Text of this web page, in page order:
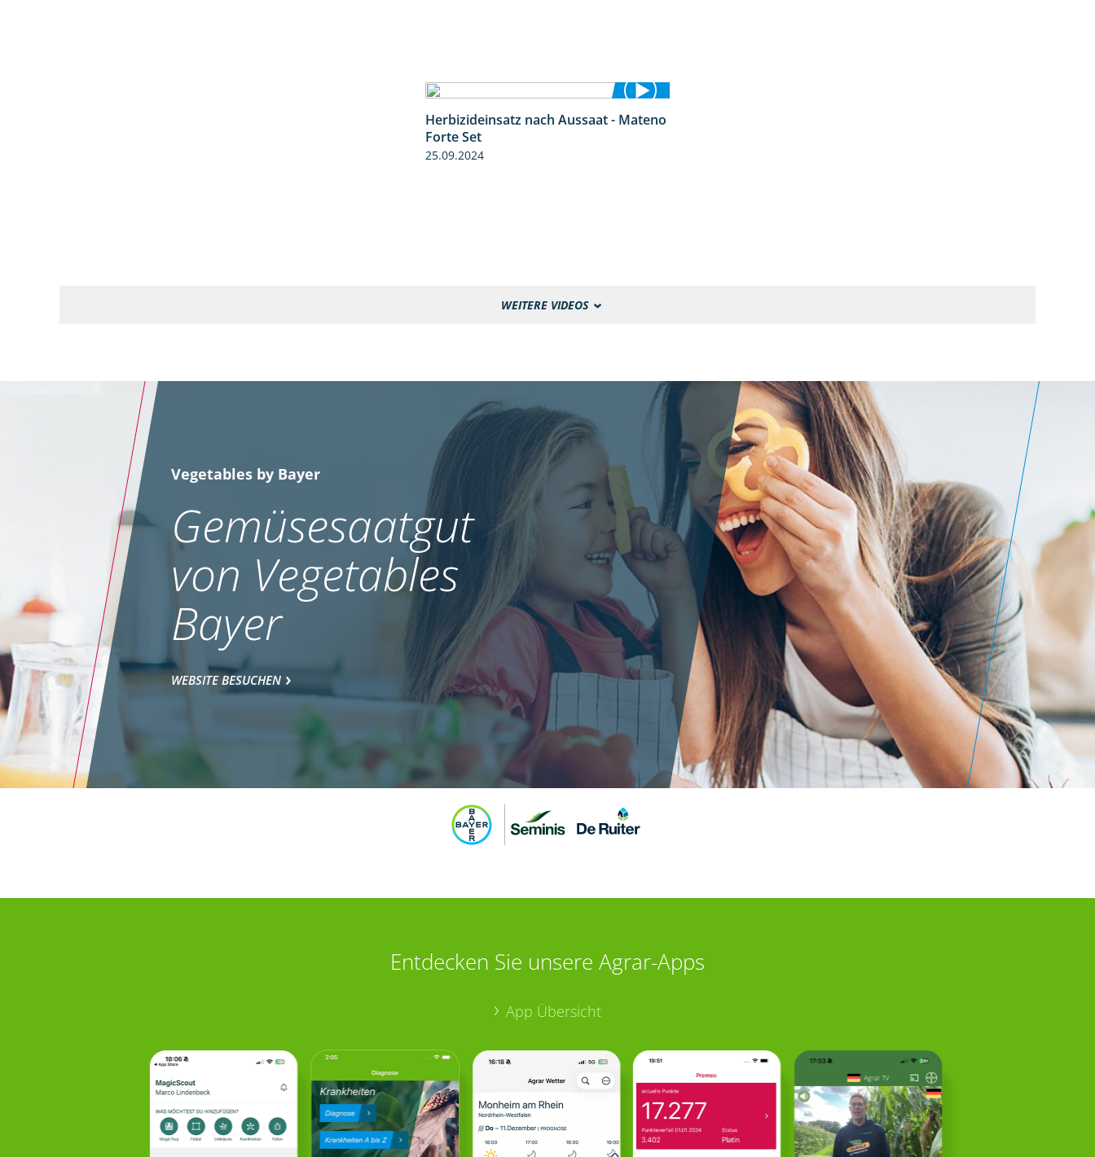
1:14
Herbizideinsatz nach Aussaat - Mateno
Forte Set
25.09.2024
WEITERE VIDEOS
Vegetables by Bayer
Gemüsesaatgut
von Vegetables
Bayer
WEBSITE BESUCHEN
Entdecken Sie unsere Agrar-Apps
App Übersicht